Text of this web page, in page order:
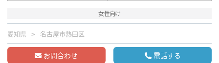
女性向け
愛知県 名古屋市熱田区
お問合わせ 電話する